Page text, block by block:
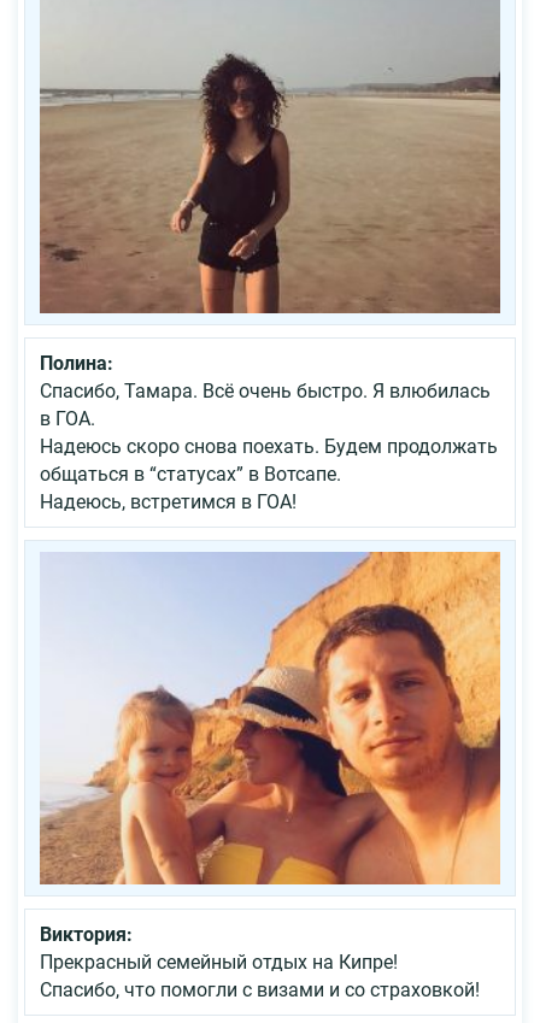
Полина:
Спасибо, Тамара. Всё очень быстро. Я влюбилась
в ГОА.
Надеюсь скоро снова поехать. Будем продолжать
общаться в “статусах” в Вотсапе.
Надеюсь, встретимся в ГОА!
Виктория:
Прекрасный семейный отдых на Кипре!
Спасибо, что помогли с визами и со страховкой!